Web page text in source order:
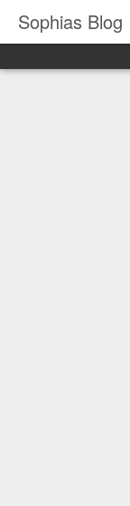
Sophias Blog